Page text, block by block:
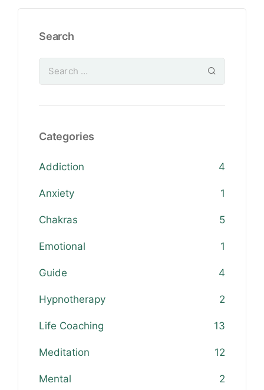
Search
Categories
Addiction 4
Anxiety 1
Chakras 5
Emotional 1
Guide 4
Hypnotherapy 2
Life Coaching 13
Meditation 12
Mental 2